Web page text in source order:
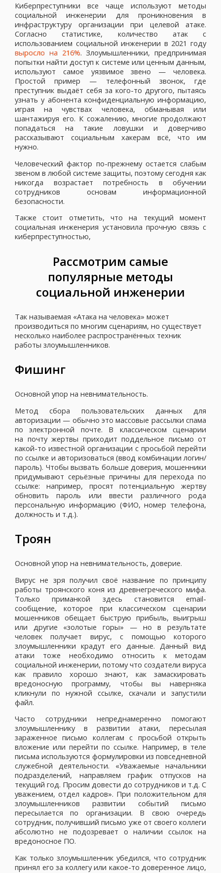
Киберпреступники все чаще используют методы
социальной инженерии для проникновения в
инфраструктуру организации при целевой атаке.
Согласно статистике, количество атак с
использованием социальной инженерии в 2021 году
выросло на 216%. Злоумышленники, предпринимая
попытки найти доступ к системе или ценным данным,
используют самое уязвимое звено — человека.
Простой пример — телефонный звонок, где
преступник выдаёт себя за кого-то другого, пытаясь
узнать у абонента конфиденциальную информацию,
играя на чувствах человека, обманывая или
шантажируя его. К сожалению, многие продолжают
попадаться на такие ловушки и доверчиво
рассказывают социальным хакерам всё, что им
нужно.
Человеческий фактор по-прежнему остается слабым
звеном в любой системе защиты, поэтому сегодня как
никогда возрастает потребность в обучении
сотрудников основам информационной
безопасности.
Также стоит отметить, что на текущий момент
социальная инженерия установила прочную связь с
киберпреступностью,
Рассмотрим самые
популярные методы
социальной инженерии
Так называемая «Атака на человека» может
производиться по многим сценариям, но существует
несколько наиболее распространённых техник
работы злоумышленников.
Фишинг
Основной упор на невнимательность.
Метод сбора пользовательских данных для
авторизации — обычно это массовые рассылки спама
по электронной почте. В классическом сценарии
на почту жертвы приходит поддельное письмо от
какой-то известной организации с просьбой перейти
по ссылке и авторизоваться (ввод комбинации логин/
пароль). Чтобы вызвать больше доверия, мошенники
придумывают серьёзные причины для перехода по
ссылке: например, просят потенциальную жертву
обновить пароль или ввести различного рода
персональную информацию (ФИО, номер телефона,
должность и т.д.).
Троян
Основной упор на невнимательность, доверие.
Вирус не зря получил своё название по принципу
работы троянского коня из древнегреческого мифа.
Только приманкой здесь становится email-
сообщение, которое при классическом сценарии
мошенников обещает быструю прибыль, выигрыш
или другие «золотые горы» — но в результате
человек получает вирус, с помощью которого
злоумышленники крадут его данные. Данный вид
атаки тоже необходимо относить к методам
социальной инженерии, потому что создатели вируса
как правило хорошо знают, как замаскировать
вредоносную программу, чтобы вы наверняка
кликнули по нужной ссылке, скачали и запустили
файл.
Часто сотрудники непреднамеренно помогают
злоумышленнику в развитии атаки, пересылая
зараженное письмо коллегам с просьбой открыть
вложение или перейти по ссылке. Например, в теле
письма используются формулировки из повседневной
служебной деятельности. «Уважаемые начальники
подразделений, направляем график отпусков на
текущий год. Просим довести до сотрудников и т.д. С
уважением, отдел кадров». При положительном для
злоумышленников развитии событий письмо
пересылается по организации. В свою очередь
сотрудник, получивший письмо уже от своего коллеги
абсолютно не подозревает о наличии ссылок на
вредоносное ПО.
Как только злоумышленник убедился, что сотрудник
принял его за коллегу или какое-то доверенное лицо,